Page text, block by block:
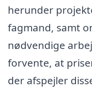
herunder
fagmand, samt
nødvendige
forvente, at
der afspejler